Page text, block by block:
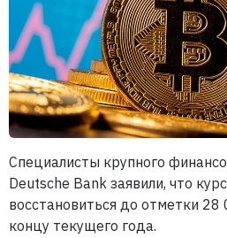
Специалисты крупного
Deutsche Bank заявили, что
восстановиться до отметки
концу текущего года.